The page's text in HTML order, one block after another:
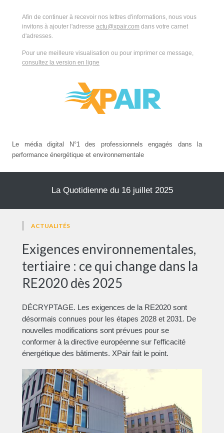
Afin de continuer à recevoir nos lettres d'informations, nous vous
invitons à ajouter l'adresse actu@xpair.com dans votre carnet
d'adresses.
Pour une meilleure visualisation ou pour imprimer ce message,
consultez la version en ligne
Le média digital N°1 des professionnels engagés dans la
performance énergétique et environnementale
La Quotidienne du 16 juillet 2025
ACTUALITÉS
Exigences environnementales,
tertiaire : ce qui change dans la
RE2020 dès 2025
DÉCRYPTAGE. Les exigences de la RE2020 sont
désormais connues pour les étapes 2028 et 2031. De
nouvelles modifications sont prévues pour se
conformer à la directive européenne sur l’efficacité
énergétique des bâtiments. XPair fait le point.